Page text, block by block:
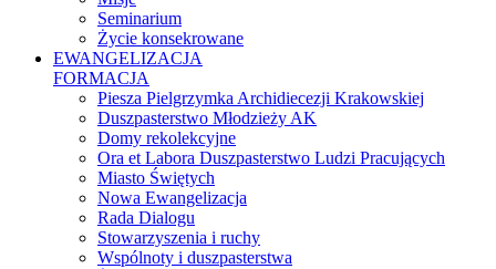
Seminarium
Życie konsekrowane
EWANGELIZACJA
FORMACJA
Piesza Pielgrzymka Archidiecezji Krakowskiej
Duszpasterstwo Młodzieży AK
Domy rekolekcyjne
Ora et Labora Duszpasterstwo Ludzi Pracujących
Miasto Świętych
Nowa Ewangelizacja
Rada Dialogu
Stowarzyszenia i ruchy
Wspólnoty i duszpasterstwa